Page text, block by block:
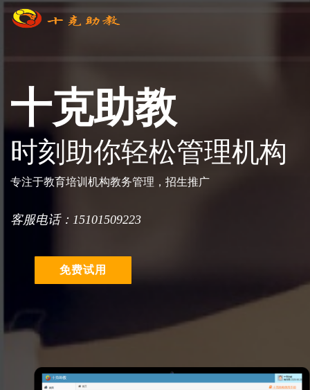
十克助教
时刻助你轻松管理机构
专注于教育培训机构教务管理，招生推广
客服电话：15101509223
免费试用